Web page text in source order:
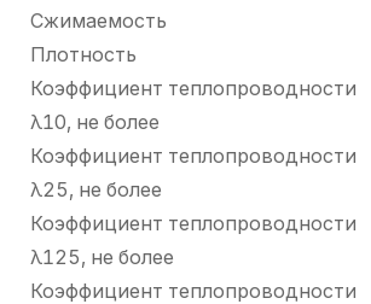
Сжимаемость
Плотность
Коэффициент теплопроводности
λ10, не более
Коэффициент теплопроводности
λ25, не более
Коэффициент теплопроводности
λ125, не более
Коэффициент теплопроводности